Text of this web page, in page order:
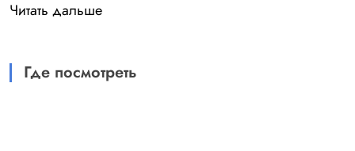
-ОБОГРЕВ СИДЕНИЙ
Читать дальше
Где посмотреть